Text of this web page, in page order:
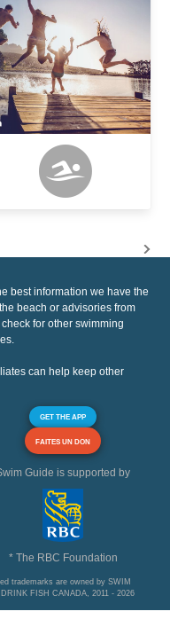
best information we have the
beach or advisories from
for other swimming
can help keep other
GET THE APP
FAITES UN DON
Guide is supported by
* The RBC Foundation
trademarks are owned by SWIM
FISH CANADA, 2011 - 2026